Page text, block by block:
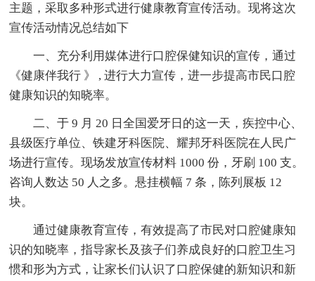
主题，采取多种形式进行健康教育宣传活动。现将这次
宣传活动情况总结如下
一、充分利用媒体进行口腔保健知识的宣传，通过
《健康伴我行 》 , 进行大力宣传，进一步提高市民口腔
健康知识的知晓率。
二、于 9 月 20 日全国爱牙日的这一天，疾控中心、
县级医疗单位、铁建牙科医院、耀邦牙科医院在人民广
场进行宣传。现场发放宣传材料 1000 份，牙刷 100 支。
咨询人数达 50 人之多。悬挂横幅 7 条，陈列展板 12
块。
通过健康教育宣传，有效提高了市民对口腔健康知
识的知晓率，指导家长及孩子们养成良好的口腔卫生习
惯和形为方式，让家长们认识了口腔保健的新知识和新